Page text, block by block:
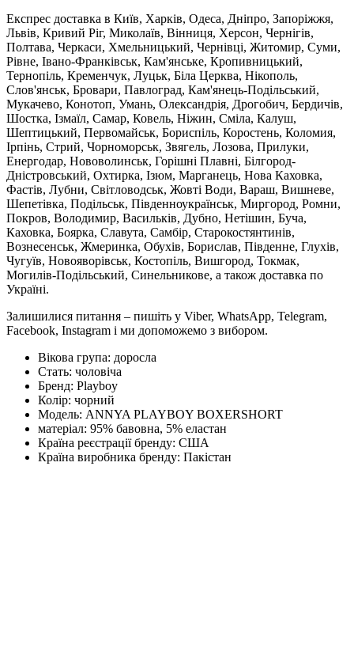
Експрес доставка в Київ, Харків, Одеса, Дніпро, Запоріжжя,
Львів, Кривий Ріг, Миколаїв, Вінниця, Херсон, Чернігів,
Полтава, Черкаси, Хмельницький, Чернівці, Житомир, Суми,
Рівне, Івано-Франківськ, Кам'янське, Кропивницький,
Тернопіль, Кременчук, Луцьк, Біла Церква, Нікополь,
Слов'янськ, Бровари, Павлоград, Кам'янець-Подільський,
Мукачево, Конотоп, Умань, Олександрія, Дрогобич, Бердичів,
Шостка, Ізмаїл, Самар, Ковель, Ніжин, Сміла, Калуш,
Шептицький, Первомайськ, Бориспіль, Коростень, Коломия,
Ірпінь, Стрий, Чорноморськ, Звягель, Лозова, Прилуки,
Енергодар, Нововолинськ, Горішні Плавні, Білгород-
Дністровський, Охтирка, Ізюм, Марганець, Нова Каховка,
Фастів, Лубни, Світловодськ, Жовті Води, Вараш, Вишневе,
Шепетівка, Подільськ, Південноукраїнськ, Миргород, Ромни,
Покров, Володимир, Васильків, Дубно, Нетішин, Буча,
Каховка, Боярка, Славута, Самбір, Старокостянтинів,
Вознесенськ, Жмеринка, Обухів, Борислав, Південне, Глухів,
Чугуїв, Новояворівськ, Костопіль, Вишгород, Токмак,
Могилів-Подільський, Синельникове, а також доставка по
Україні.
Залишилися питання – пишіть у Viber, WhatsApp, Telegram,
Facebook, Instagram і ми допоможемо з вибором.
Вікова група: доросла
Стать: чоловіча
Бренд: Playboy
Колір: чорний
Модель: ANNYA PLAYBOY BOXERSHORT
матеріал: 95% бавовна, 5% еластан
Країна реєстрації бренду: США
Країна виробника бренду: Пакістан